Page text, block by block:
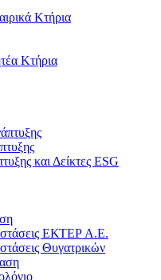
Κτήρια
Κτήρια
και Δείκτες ESG
ΕΚΤΕΡ Α.Ε.
Θυγατρικών